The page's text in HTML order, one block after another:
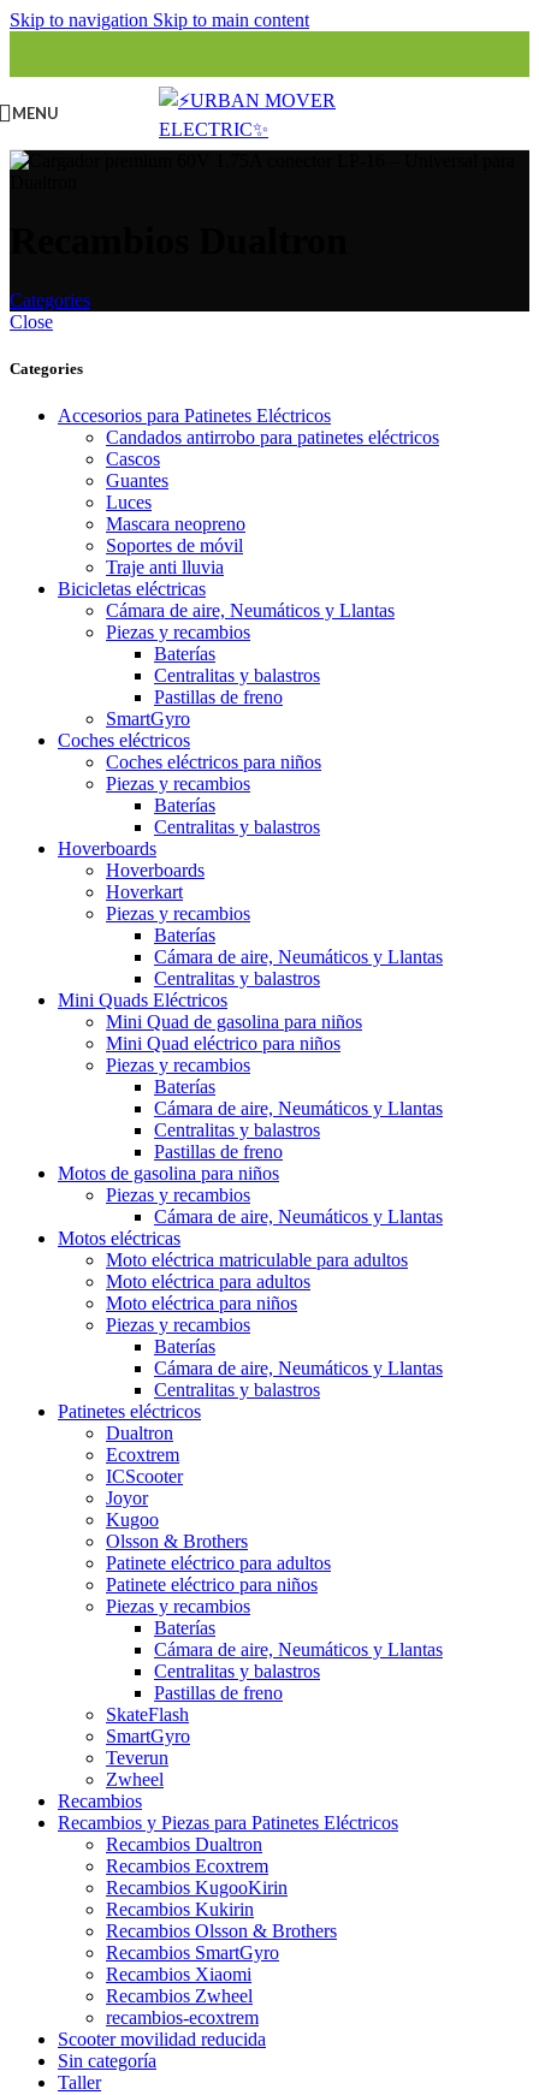
Skip to navigation Skip to main content
MENU
Categories
Close
Categories
Accesorios para Patinetes Eléctricos
Candados antirrobo para patinetes eléctricos
Cascos
Guantes
Luces
Mascara neopreno
Soportes de móvil
Traje anti lluvia
Bicicletas eléctricas
Cámara de aire, Neumáticos y Llantas
Piezas y recambios
Baterías
Centralitas y balastros
Pastillas de freno
SmartGyro
Coches eléctricos
Coches eléctricos para niños
Piezas y recambios
Baterías
Centralitas y balastros
Hoverboards
Hoverboards
Hoverkart
Piezas y recambios
Baterías
Cámara de aire, Neumáticos y Llantas
Centralitas y balastros
Mini Quads Eléctricos
Mini Quad de gasolina para niños
Mini Quad eléctrico para niños
Piezas y recambios
Baterías
Cámara de aire, Neumáticos y Llantas
Centralitas y balastros
Pastillas de freno
Motos de gasolina para niños
Piezas y recambios
Cámara de aire, Neumáticos y Llantas
Motos eléctricas
Moto eléctrica matriculable para adultos
Moto eléctrica para adultos
Moto eléctrica para niños
Piezas y recambios
Baterías
Cámara de aire, Neumáticos y Llantas
Centralitas y balastros
Patinetes eléctricos
Dualtron
Ecoxtrem
ICScooter
Joyor
Kugoo
Olsson & Brothers
Patinete eléctrico para adultos
Patinete eléctrico para niños
Piezas y recambios
Baterías
Cámara de aire, Neumáticos y Llantas
Centralitas y balastros
Pastillas de freno
SkateFlash
SmartGyro
Teverun
Zwheel
Recambios
Recambios y Piezas para Patinetes Eléctricos
Recambios Dualtron
Recambios Ecoxtrem
Recambios KugooKirin
Recambios Kukirin
Recambios Olsson & Brothers
Recambios SmartGyro
Recambios Xiaomi
Recambios Zwheel
recambios-ecoxtrem
Scooter movilidad reducida
Sin categoría
Taller